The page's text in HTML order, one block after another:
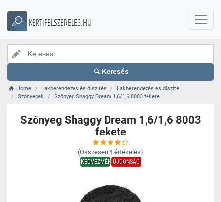
KERTIFELSZERELES.HU
Keresés
Home Lakberendezés és díszítés
Lakberendezés és díszíté
Szőnyegek
Szőnyeg Shaggy Dream 1,6/1,6 8003 fekete
Szőnyeg Shaggy Dream 1,6/1,6 8003
fekete
(Összesen 4 értékelés)
KEDVEZMÉNYÚJDONSÁG